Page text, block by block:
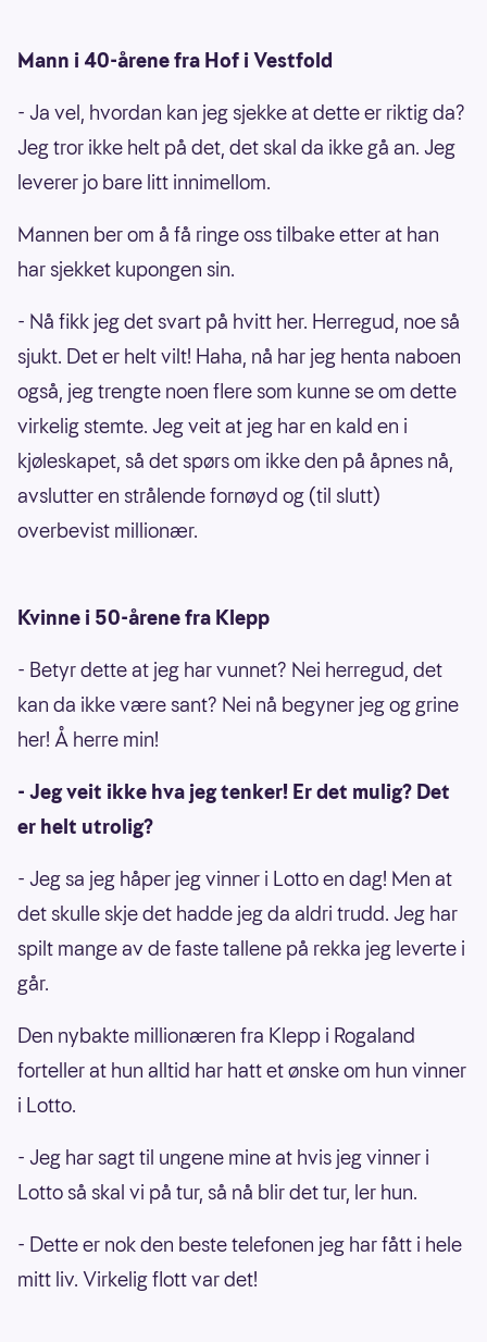
Mann i 40-årene fra Hof i Vestfold
- Ja vel, hvordan kan jeg sjekke at dette er riktig da?
Jeg tror ikke helt på det, det skal da ikke gå an. Jeg
leverer jo bare litt innimellom.
Mannen ber om å få ringe oss tilbake etter at han
har sjekket kupongen sin.
- Nå fikk jeg det svart på hvitt her. Herregud, noe så
sjukt. Det er helt vilt! Haha, nå har jeg henta naboen
også, jeg trengte noen flere som kunne se om dette
virkelig stemte. Jeg veit at jeg har en kald en i
kjøleskapet, så det spørs om ikke den på åpnes nå,
avslutter en strålende fornøyd og (til slutt)
overbevist millionær.
Kvinne i 50-årene fra Klepp
- Betyr dette at jeg har vunnet? Nei herregud, det
kan da ikke være sant? Nei nå begyner jeg og grine
her! Å herre min!
- Jeg veit ikke hva jeg tenker! Er det mulig? Det
er helt utrolig?
- Jeg sa jeg håper jeg vinner i Lotto en dag! Men at
det skulle skje det hadde jeg da aldri trudd. Jeg har
spilt mange av de faste tallene på rekka jeg leverte i
går.
Den nybakte millionæren fra Klepp i Rogaland
forteller at hun alltid har hatt et ønske om hun vinner
i Lotto.
- Jeg har sagt til ungene mine at hvis jeg vinner i
Lotto så skal vi på tur, så nå blir det tur, ler hun.
- Dette er nok den beste telefonen jeg har fått i hele
mitt liv. Virkelig flott var det!